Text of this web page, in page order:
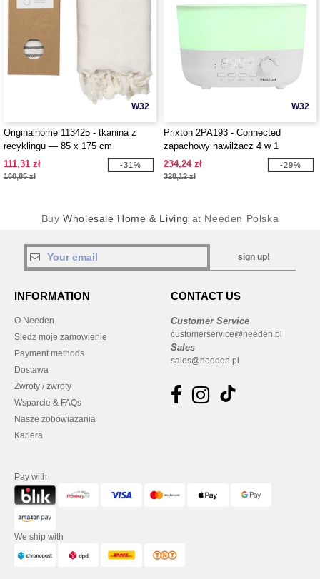
W32
Originalhome 113425 - tkanina z
recyklingu — 85 x 175 cm
111,31 zł
160,85 zł
-31%
W32
Prixton 2PA193 - Connected
zapachowy nawilżacz 4 w 1
234,24 zł
328,12 zł
-29%
BuyWholesale Home & Living at Needen Polska
sign up!
INFORMATION
O Needen
Sledz moje zamowienie
Payment methods
Dostawa
Zwroty / zwroty
Wsparcie & FAQs
Nasze zobowiazania
Kariera
CONTACT US
Customer Service
customerservice@needen.pl
Sales
sales@needen.pl
Pay with
We ship with